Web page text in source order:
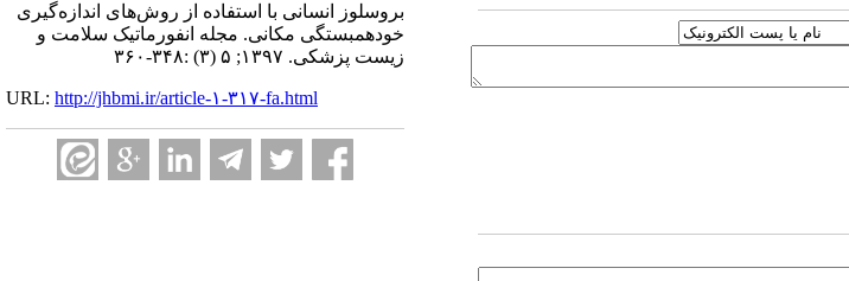
بروسلوز انسانی با استفاده از روش‌های اندازه‌گیری
خودهمبستگی مکانی. مجله انفورماتیک سلامت و
زیست پزشکی. ۱۳۹۷; ۵ (۳) :۳۴۸-۳۶۰
URL: http://jhbmi.ir/article-۱-۳۱۷-fa.html